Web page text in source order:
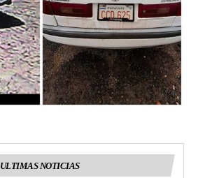
ULTIMAS NOTICIAS